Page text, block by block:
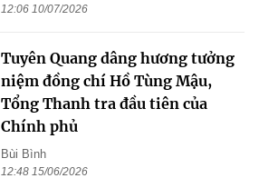
12:06 10/07/2026
Tuyên Quang dâng hương tưởng
niệm đồng chí Hồ Tùng Mậu,
Tổng Thanh tra đầu tiên của
Chính phủ
Bùi Bình
12:48 15/06/2026